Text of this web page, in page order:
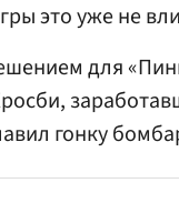
это уже не
для
гонку